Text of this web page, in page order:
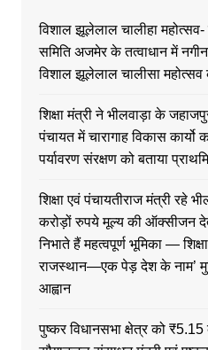
विशाल झूलेलाल चालीहा
समिति अजमेर के तत्वाधान में
विशाल झूलेलाल चालीसा
शिक्षा मंत्री ने भीलवाड़ा के
पंचायत में चारागाह विकास कार्यो
पर्यावरण संरक्षण को बताया
शिक्षा एवं पंचायतीराज मंत्री रहे
करोड़ों रुपये मूल्य की ऑक्सीजन
निभाते हैं महत्वपूर्ण भूमिका —
राजस्थान—एक पेड़ देश के नाम’
आह्वान
पुष्कर विधानसभा क्षेत्र को